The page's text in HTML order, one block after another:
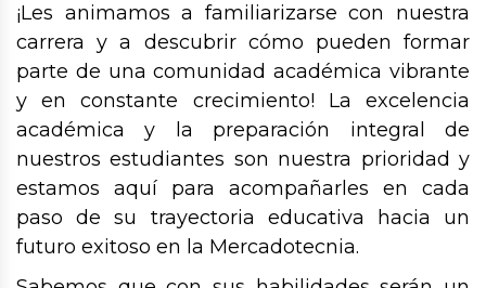
¡Les animamos a familiarizarse con nuestra
carrera y a descubrir cómo pueden formar
parte de una comunidad académica vibrante
y en constante crecimiento! La excelencia
académica y la preparación integral de
nuestros estudiantes son nuestra prioridad y
estamos aquí para acompañarles en cada
paso de su trayectoria educativa hacia un
futuro exitoso en la Mercadotecnia.